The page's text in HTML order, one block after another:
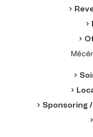
Sponsoring